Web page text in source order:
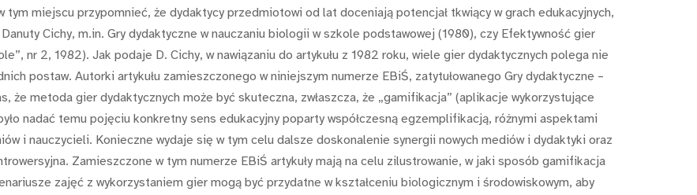
miejscu przypomnieć, że dydaktycy przedmiotowi od lat doceniają potencjał tkwiący w grach edukacyjnych,
Cichy, m.in. Gry dydaktyczne w nauczaniu biologii w szkole podstawowej (1980), czy Efektywność gier
nr 2, 1982). Jak podaje D. Cichy, w nawiązaniu do artykułu z 1982 roku, wiele gier dydaktycznych polega nie
postaw. Autorki artykułu zamieszczonego w niniejszym numerze EBiŚ, zatytułowanego Gry dydaktyczne –
że metoda gier dydaktycznych może być skuteczna, zwłaszcza, że „gamifikacja” (aplikacje wykorzystujące
nadać temu pojęciu konkretny sens edukacyjny poparty współczesną egzemplifikacją, różnymi aspektami
i nauczycieli. Konieczne wydaje się w tym celu dalsze doskonalenie synergii nowych mediów i dydaktyki oraz
Zamieszczone w tym numerze EBiŚ artykuły mają na celu zilustrowanie, w jaki sposób gamifikacja
zajęć z wykorzystaniem gier mogą być przydatne w kształceniu biologicznym i środowiskowym, aby